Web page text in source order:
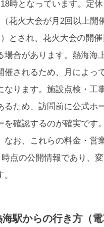
時となっています。定休
花火大会が月2回以上開
とされ、花火大会の開
場合があります。熱海海
催されるため、月によっ
なります。施設点検・工
るため、訪問前に公式ホ
を確認するのが確実です
なお、これらの料金・営
点の公開情報であり、
駅からの行き方（